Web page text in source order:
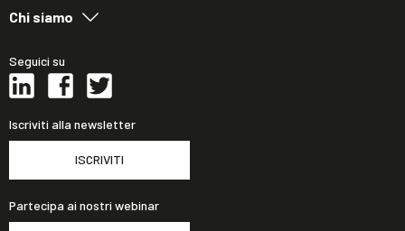
Chi siamo
Seguici su
Iscriviti alla newsletter
ISCRIVITI
Partecipa ai nostri webinar